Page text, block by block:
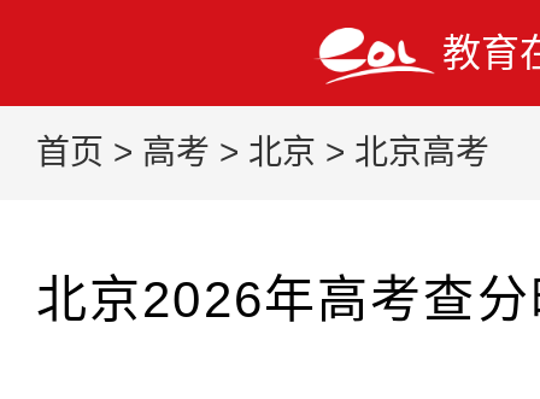
教育
首页 > 高考 > 北京 > 北京高考
北京2026年高考查